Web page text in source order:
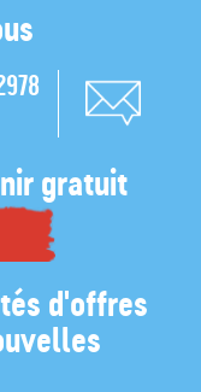
gratuit
d'offres